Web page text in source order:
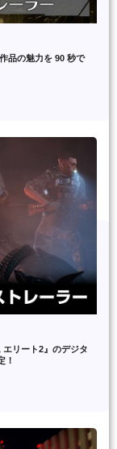
品の魅力を 90 秒で
リート2』のデジタ
！